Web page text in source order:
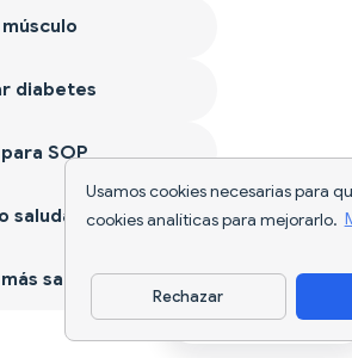
Usamos cookies necesarias para
cookies analíticas para mejorarlo.
Rechazar
Descargar app
diabetes
SOP
saludable
sano